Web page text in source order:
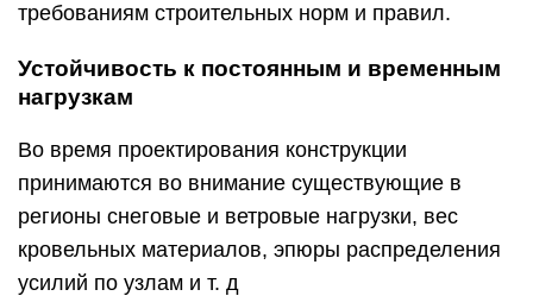
требованиям строительных норм и правил.
Устойчивость к постоянным и временным
нагрузкам
Во время проектирования конструкции
принимаются во внимание существующие в
регионы снеговые и ветровые нагрузки, вес
кровельных материалов, эпюры распределения
усилий по узлам и т. д